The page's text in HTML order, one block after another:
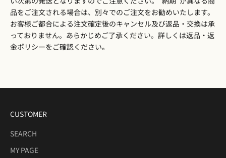
品をご注文される場合は、別々でのご注文をお勧めいたします。
お客様ご都合による注文確定後のキャンセル及び返品・交換は承
っておりません。あらかじめご了承ください。詳しくは返品・返
金ポリシーをご確認ください。
CUSTOMER
SEARCH
MY PAGE